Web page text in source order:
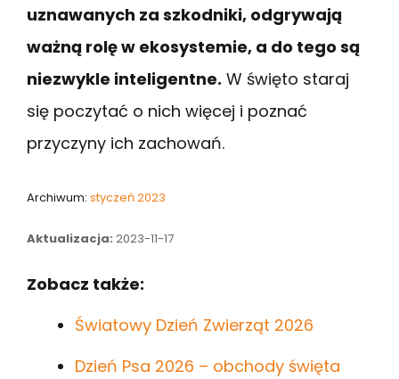
uznawanych za szkodniki, odgrywają
ważną rolę w ekosystemie, a do tego są
niezwykle inteligentne. W święto staraj
się poczytać o nich więcej i poznać
przyczyny ich zachowań.
Archiwum: styczeń 2023
Aktualizacja: 2023-11-17
Zobacz także:
Światowy Dzień Zwierząt 2026
Dzień Psa 2026 – obchody święta